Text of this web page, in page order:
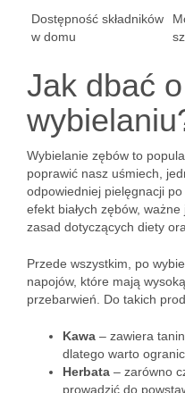
Dostępność składników
w domu
Jak dbać
Wybielanie zębów to
poprawić nasz uśmiech,
odpowiedniej pielęgnacji
efekt białych zębów,
zasad dotyczących diety
Przede wszystkim, po
napojów, które mają
przebarwień. Do takich
Kawa – zawiera
dlatego warto
Herbata – zarówno
prowadzić do